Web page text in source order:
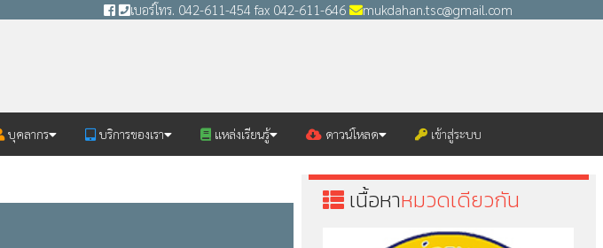
เบอร์โทร. 042-611-454 fax 042-611-646 mukdahan.tsc@gmail.com
บุคลากร บริการของเรา แหล่งเรียนรู้ ดาวน์โหลด เข้าสู่ระบบ
เนื้อหาหมวดเดียวกัน